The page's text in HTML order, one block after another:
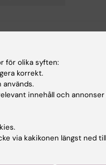
för olika syften:
korrekt.
innehåll och
via kakikonen längst ned